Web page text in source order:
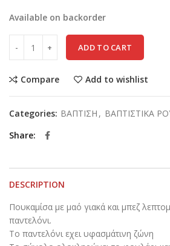
Available on backorder
ADD TO CART
Compare Add to wishlist
Categories: ΒΑΠΤΙΣΗ , ΒΑΠΤΙΣΤΙΚΑ
Share
DESCRIPTION
Πουκαμίσα με μαό γιακά και μπεζ
παντελόνι.
Το παντελόνι εχει υφασμάτινη ζώνη